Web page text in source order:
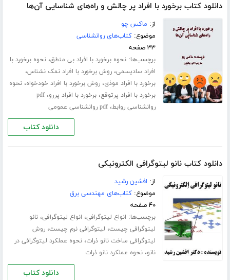
دانلود کتاب برخورد با افراد پر چالش و راه‌های شناسایی آن‌ها
از: ماکس چو
موضوع:کتاب‌های روانشناسی
۳۳ صفحه
برچسب‌ها:نحوه برخورد با افراد بی منطق،نحوه برخورد با
افراد سادیسمی،روش برخورد با افراد نمک نشناس،
برخورد با افراد موذی،روش برخورد با افراد خودخواه،نحوه
برخورد با افراد پرتوقع،برخورد با افراد پررو،pdf
روانشناسی روابط،pdf روانشناسی عمومی
دانلود کتاب
دانلود کتاب نانو لیتوگرافی الکترونیکی
از: افشین رشید
موضوع:کتاب‌های مهندسی برق
۴۰ صفحه
برچسب‌ها: انواع لیتوگرافی، انواع لیتوگرافی،نانو
لیتوگرافی چیست، لیتوگرافی نرم چیست،روش
لیتوگرافی ساخت نانو ذرات،نحوه عملکرد لیتوگرافی در
نانو،نحوه عملکرد نانو ذرات
دانلود کتاب